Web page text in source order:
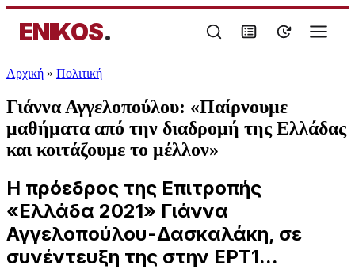
ENIKOS.
Αρχική » Πολιτική
Γιάννα Αγγελοπούλου: «Παίρνουμε
μαθήματα από την διαδρομή της Ελλάδας
και κοιτάζουμε το μέλλον»
Η πρόεδρος της Επιτροπής
«Ελλάδα 2021» Γιάννα
Αγγελοπούλου-Δασκαλάκη, σε
συνέντευξη της στην ΕΡΤ1...